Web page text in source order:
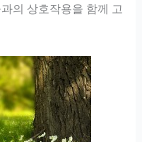
의 상호작용을 함께 고